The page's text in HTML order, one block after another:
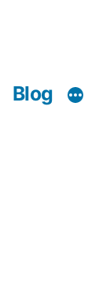
Blog